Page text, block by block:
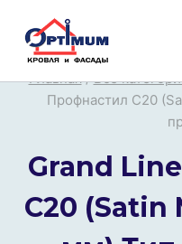
Перейти
Главная / Все
Профнастил С20
Grand
С20 (Satin